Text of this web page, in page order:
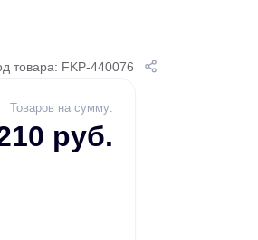
товара: FKP-440076
Товаров на сумму:
руб.